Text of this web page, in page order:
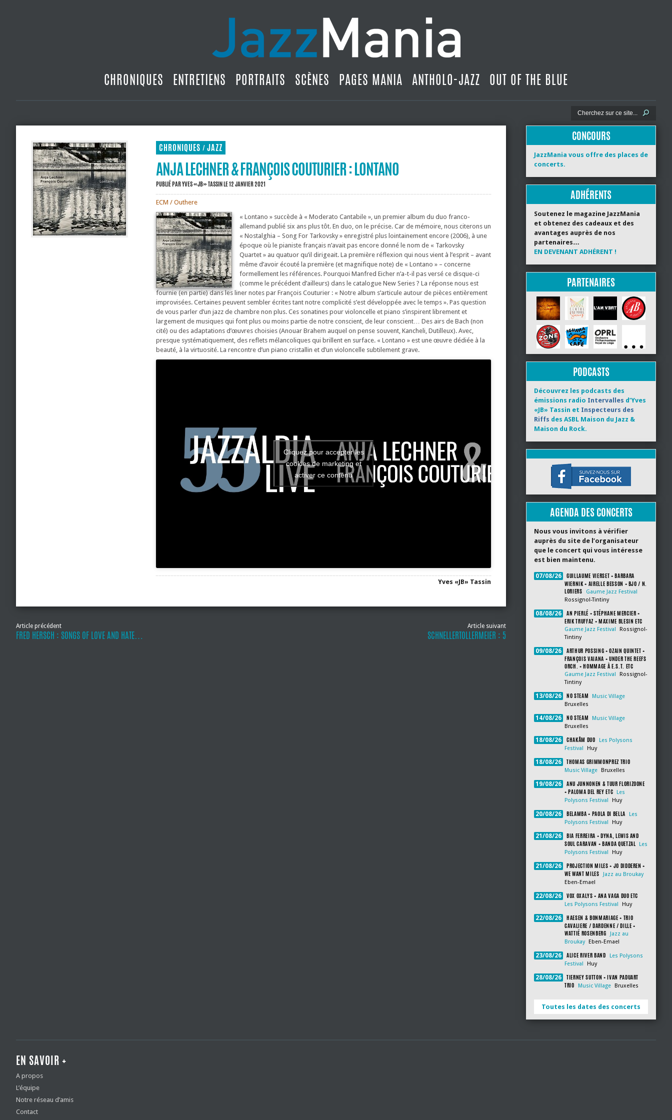
CHRONIQUES ENTRETIENS PORTRAITS SCÈNES PAGES MANIA ANTHOLO-JAZZ OUT OF THE BLUE
CHRONIQUES / JAZZ
ANJA LECHNER & FRANÇOIS COUTURIER : LONTANO
PUBLIÉ PARYVES «JB» TASSINLE 12 JANVIER 2021
ECM / Outhere
« Lontano » succède à « Moderato Cantabile », un premier album du duo franco-
allemand publié six ans plus tôt. En duo, on le précise. Car de mémoire, nous citerons un
« Nostalghia – Song For Tarkovsky » enregistré plus lointainement encore (2006), à une
époque où le pianiste français n’avait pas encore donné le nom de « Tarkovsky
Quartet » au quatuor qu’il dirigeait. La première réflexion qui nous vient à l’esprit – avant
même d’avoir écouté la première (et magnifique note) de « Lontano » – concerne
formellement les références. Pourquoi Manfred Eicher n’a-t-il pas versé ce disque-ci
(comme le précédent d’ailleurs) dans le catalogue New Series ? La réponse nous est
fournie (en partie) dans les liner notes par François Couturier : « Notre album s’articule autour de pièces entièrement
improvisées. Certaines peuvent sembler écrites tant notre complicité s’est développée avec le temps ». Pas question
de vous parler d’un jazz de chambre non plus. Ces sonatines pour violoncelle et piano s’inspirent librement et
largement de musiques qui font plus ou moins partie de notre conscient, de leur conscient… Des airs de Bach (non
cité) ou des adaptations d’œuvres choisies (Anouar Brahem auquel on pense souvent, Kancheli, Dutilleux). Avec,
presque systématiquement, des reflets mélancoliques qui brillent en surface. « Lontano » est une œuvre dédiée à la
beauté, à la virtuosité. La rencontre d’un piano cristallin et d’un violoncelle subtilement grave.
Cliquez pour accepter les
cookies de marketing et
activer ce contenu
Yves «JB» Tassin
Article précédent
FRED HERSCH : SONGS OF LOVE AND HATE…
Article suivant
SCHNELLERTOLLERMEIER : 5
CONCOURS
JazzMania vous offre des places de
concerts.
ADHÉRENTS
Soutenez le magazine JazzMania
et obtenez des cadeaux et des
avantages auprès de nos
partenaires…
EN DEVENANT ADHÉRENT !
PARTENAIRES
PODCASTS
Découvrez les podcasts des
émissions radio Intervalles d’Yves
«JB» Tassin et Inspecteurs des
Riffs des ASBL Maison du Jazz &
Maison du Rock.
AGENDA DES CONCERTS
Nous vous invitons à vérifier
auprès du site de l’organisateur
que le concert qui vous intéresse
est bien maintenu.
07/08/26
GUILLAUME VIERSET + BARBARA
WIERNIK + AIRELLE BESSON + BJO / N.
LORIERS
Gaume Jazz Festival
Rossignol-Tintiny
08/08/26
AN PIERLÉ + STÉPHANE MERCIER +
ERIK TRUFFAZ + MAXIME BLESIN ETC
Gaume Jazz Festival
Rossignol-
Tintiny
09/08/26
ARTHUR POSSING + OZAIN QUINTET +
FRANÇOIS VAIANA + UNDER THE REEFS
ORCH. + HOMMAGE À E.S.T. ETC
Gaume Jazz Festival
Rossignol-
Tintiny
13/08/26 NO STEAM
Music Village
Bruxelles
14/08/26 NO STEAM
Music Village
Bruxelles
18/08/26 CHAKÂM DUO
Les Polysons
Festival
Huy
18/08/26 THOMAS GRIMMONPREZ TRIO
Music Village Bruxelles
19/08/26
ANU JUNNONEN & TUUR FLORIZOONE
+ PALOMA DEL REY ETC
Les
Polysons Festival
Huy
20/08/26 BELAMBA + PAOLA DI BELLA
Les
Polysons Festival
Huy
21/08/26
BIA FERREIRA + DYNA, LEWIS AND
SOUL CARAVAN + BANDA QUETZAL
Les
Polysons Festival
Huy
21/08/26
PROJECTION MILES + JO DIDDEREN +
WE WANT MILES
Jazz au Broukay
Eben-Emael
22/08/26 VOX OXALYS + ANA VAGA DUO ETC
Les Polysons Festival Huy
22/08/26
HAESEN & BONMARIAGE + TRIO
CAVALIERE / DARDENNE / DILLE +
WATTIÉ ROSENBERG
Jazz au
Broukay
Eben-Emael
23/08/26 ALICE RIVER BAND
Les Polysons
Festival
Huy
28/08/26
TIERNEY SUTTON + IVAN PADUART
TRIO
Music Village Bruxelles
Toutes les dates des concerts
EN SAVOIR +
A propos
L’équipe
Notre réseau d’amis
Contact